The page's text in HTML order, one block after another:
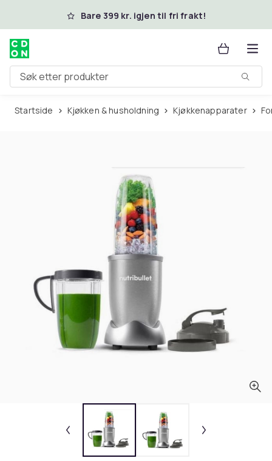
Hopp til hovedinnholdBare 399 kr. igjen til fri frakt!
Søk etter produkter
Startside Kjøkken & husholdning Kjøkkenapparater